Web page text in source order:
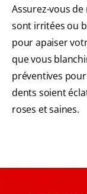
Assurez-vous
sont irritées ou
pour apaiser
que vous
préventives
dents soient
roses et saines.